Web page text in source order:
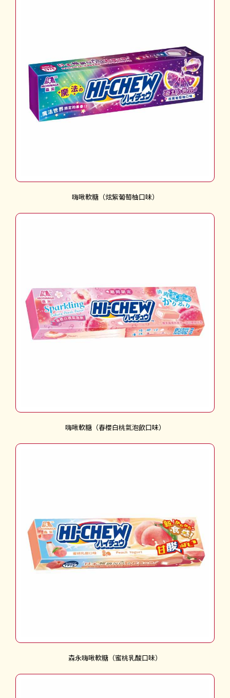
嗨啾軟糖（炫紫葡萄柚口味）
嗨啾軟糖（春櫻白桃氣泡飲口味）
森永嗨啾軟糖（蜜桃乳酸口味）